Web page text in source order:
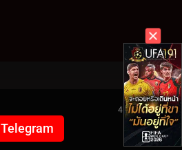
4166 Views